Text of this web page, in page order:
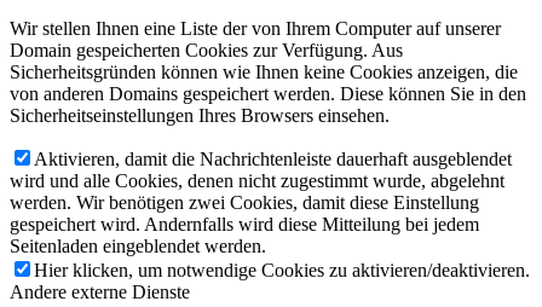
Wir stellen Ihnen eine Liste der von Ihrem Computer auf unserer
Domain gespeicherten Cookies zur Verfügung. Aus
Sicherheitsgründen können wie Ihnen keine Cookies anzeigen, die
von anderen Domains gespeichert werden. Diese können Sie in den
Sicherheitseinstellungen Ihres Browsers einsehen.
Aktivieren, damit die Nachrichtenleiste dauerhaft ausgeblendet
wird und alle Cookies, denen nicht zugestimmt wurde, abgelehnt
werden. Wir benötigen zwei Cookies, damit diese Einstellung
gespeichert wird. Andernfalls wird diese Mitteilung bei jedem
Seitenladen eingeblendet werden.
Hier klicken, um notwendige Cookies zu aktivieren/deaktivieren.
Andere externe Dienste